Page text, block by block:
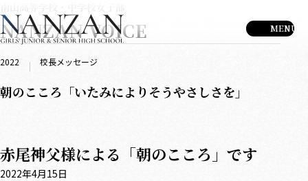
NANZAN VOICE
2022 校長メッセージ
朝のこころ「いたみによりそうやさしさを」
赤尾神父様による「朝のこころ」です
2022年4月15日